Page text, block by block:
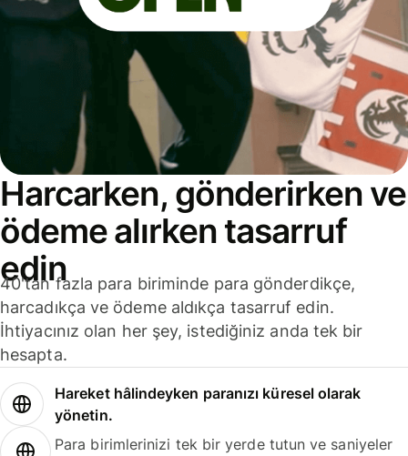
Harcarken, gönderirken ve
ödeme alırken tasarruf
edin
40'tan fazla para biriminde para gönderdikçe,
harcadıkça ve ödeme aldıkça tasarruf edin.
İhtiyacınız olan her şey, istediğiniz anda tek bir
hesapta.
Hareket hâlindeyken paranızı küresel olarak
yönetin.
Para birimlerinizi tek bir yerde tutun ve saniyeler